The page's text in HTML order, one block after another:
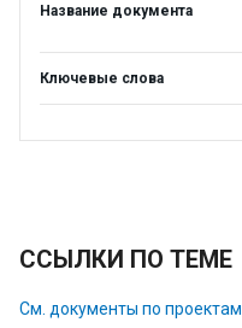
Название документа
Ключевые слова
ССЫЛКИ ПО ТЕМЕ
См. документы по проектам